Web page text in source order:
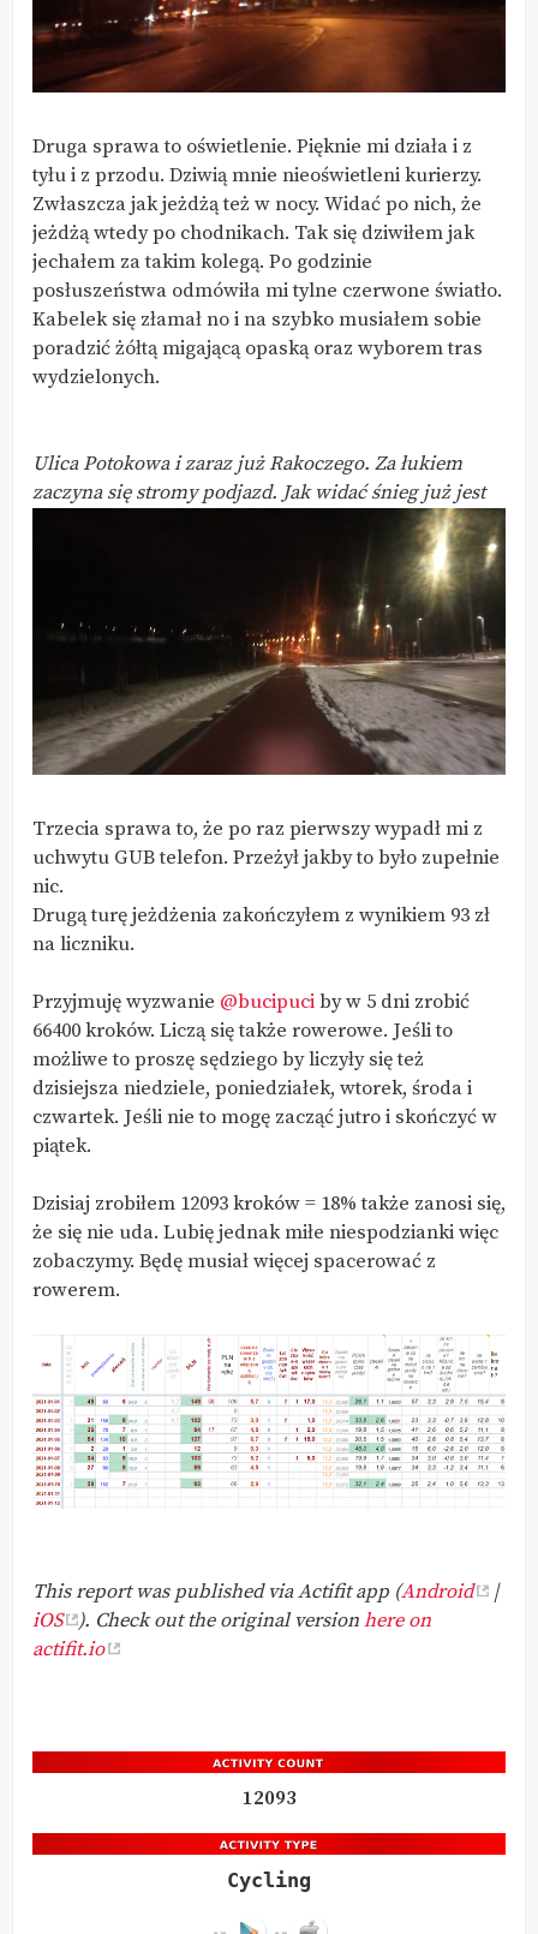
Druga sprawa to oświetlenie. Pięknie mi działa i z
tyłu i z przodu. Dziwią mnie nieoświetleni kurierzy.
Zwłaszcza jak jeżdżą też w nocy. Widać po nich, że
jeżdżą wtedy po chodnikach. Tak się dziwiłem jak
jechałem za takim kolegą. Po godzinie
posłuszeństwa odmówiła mi tylne czerwone światło.
Kabelek się złamał no i na szybko musiałem sobie
poradzić żółtą migającą opaską oraz wyborem tras
wydzielonych.
Ulica Potokowa i zaraz już Rakoczego. Za łukiem
zaczyna się stromy podjazd. Jak widać śnieg już jest
Trzecia sprawa to, że po raz pierwszy wypadł mi z
uchwytu GUB telefon. Przeżył jakby to było zupełnie
nic.
Drugą turę jeżdżenia zakończyłem z wynikiem 93 zł
na liczniku.
Przyjmuję wyzwanie @bucipuciby w 5 dni zrobić
66400 kroków. Liczą się także rowerowe. Jeśli to
możliwe to proszę sędziego by liczyły się też
dzisiejsza niedziele, poniedziałek, wtorek, środa i
czwartek. Jeśli nie to mogę zacząć jutro i skończyć w
piątek.
Dzisiaj zrobiłem 12093 kroków = 18% także zanosi się,
że się nie uda. Lubię jednak miłe niespodzianki więc
zobaczymy. Będę musiał więcej spacerować z
rowerem.
This report was published via Actifit app (Android
|
iOS
). Check out the original versionhere on
actifit.io
12093
Cycling